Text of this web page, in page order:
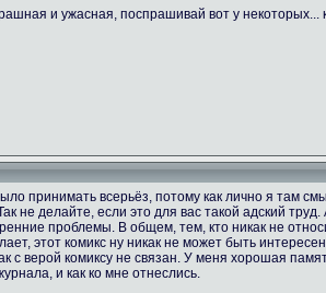
и ужасная, поспрашивай вот у некоторых...
принимать всерьёз, потому как лично я там
не делайте, если это для вас такой адский
проблемы. В общем, тем, кто никак не
этот комикс ну никак не может быть
с верой комиксу не связан. У меня хорошая
и как ко мне отнеслись.